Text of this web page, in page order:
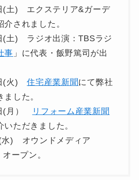
(土) エクステリア&ガーデ
されました。
(土) ラジオ出演：TBSラジ
事 」に代表・飯野篤司が出
(火)住宅産業新聞にて弊社
した。
(月）
リフォーム産業新聞
ただきました。
水) オウンドメディア
オープン。